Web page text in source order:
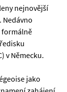
nejnovější
Nedávno
formálně
v Německu.
jako